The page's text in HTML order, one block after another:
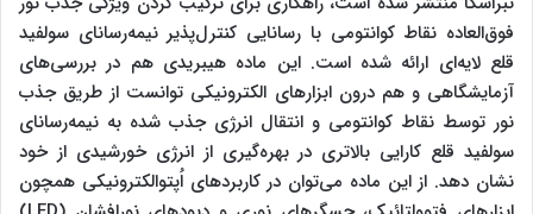
فوق‌العاده نقاط کوانتومی با رسانایی کنترل‌پذیر نیمه‌رسانای سولفید
قلع لایه‌ای ارائه شده است. این ماده هیبریدی هم در بررسی‌های
آزمایشگاهی و هم درون ابزارهای الکترونیکی توانست از طریق جذب
نور توسط نقاط کوانتومی و انتقال انرژی جذب شده به نیمه‌رسانای
سولفید قلع کارایی بالاتری در بهره‌گیری از انرژی خورشیدی از خود
نشان دهد. از این ماده می‌توان در کاربردهای اُپتوالکترونیکی همچون